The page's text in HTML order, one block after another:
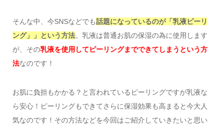
そんな中、今SNSなどでも話題になっているのが「乳液ピーリ
ング」」という方法。乳液は普通お肌の保湿の為に使用します
が、その乳液を使用してピーリングまでできてしまうという方
法なのです！
お肌に負担もかかる？と言われているピーリングですが乳液な
ら安心！ピーリングもできてさらに保湿効果も高まると今大人
気なのです！その方法などを今回はご紹介していきたいと思い